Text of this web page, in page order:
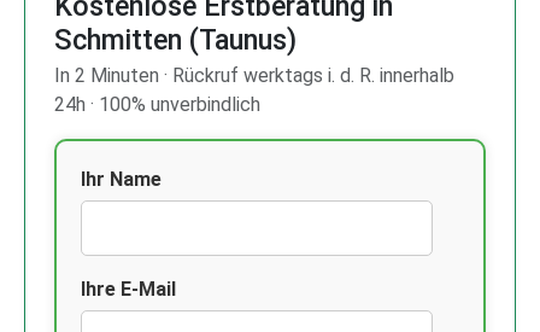
Schmitten (Taunus)
In 2 Minuten · Rückruf werktags i. d. R. innerhalb
24h · 100% unverbindlich
Ihr Name
Ihre E-Mail